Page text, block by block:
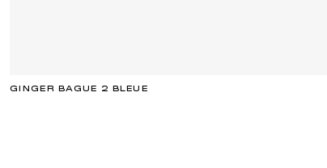
GINGER BAGUE 2 BLEUE